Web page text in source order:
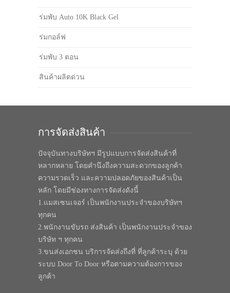
ร่มพับ Auto 10K Black Gel
ร่มกอล์ฟ
ร่มพับ 3 ตอน
สินค้าผลิตด่วน
การจัดส่งสินค้า
ปัจจุบันทางบริษัทฯ มีรูปแบบการจัดส่งสินค้าที่
หลากหลาย โดยคำนึงถึงความสะดวกของลูกค้า
ความรวดเร็ว และความปลอดภัยของสินค้าเป็น
หลัก โดยมีช่องทางการจัดส่งดังนี้
1.แมสเซนเจอร์ เป็นพนักงานประจำของบริษัทฯ
ทุกคน
2.พนักงานขับรถ ส่งสินค้า เป็นพนักงานประจำของ
บริษัท ฯ ทุกคน
3.ขนส่งเอกชน บริการจัดส่งถึงที่ ที่ลูกค้าระบุ ด้วย
ระบบ Door To Door หรือตามความต้องการของ
ลูกค้า